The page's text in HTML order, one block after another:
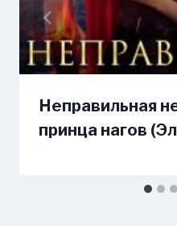
Неправильная
принца нагов